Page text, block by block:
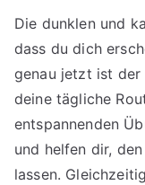
Die dunklen und
dass du dich
genau jetzt ist
deine tägliche
entspannenden
und helfen dir,
lassen.